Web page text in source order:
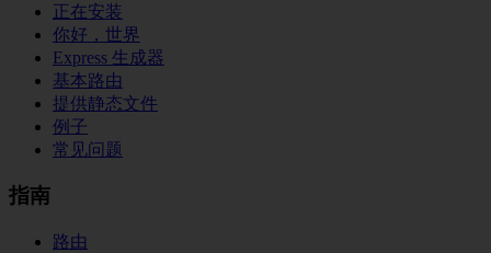
正在安装
你好，世界
Express 生成器
基本路由
提供静态文件
例子
常见问题
指南
路由